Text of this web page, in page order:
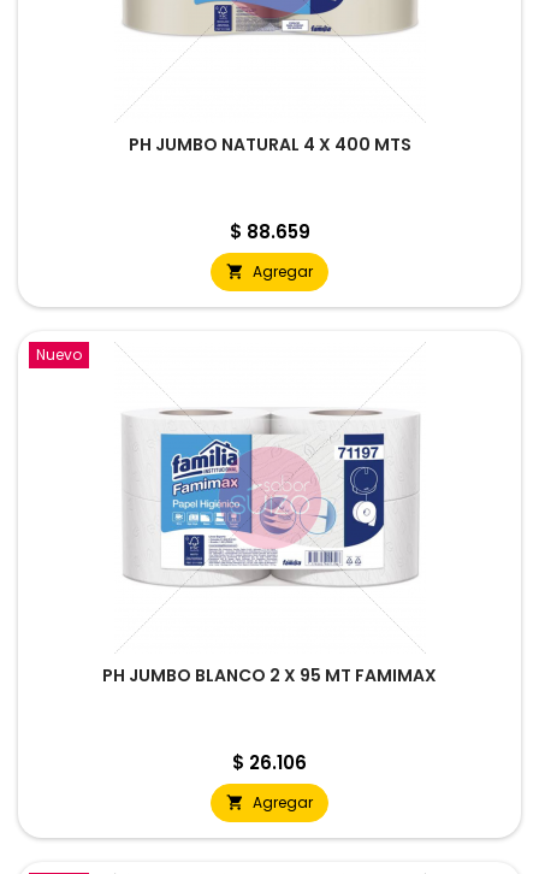
PH JUMBO NATURAL 4 X 400 MTS
Precio
$ 88.659
 Agregar
Nuevo
PH JUMBO BLANCO 2 X 95 MT FAMIMAX
Precio
$ 26.106
 Agregar